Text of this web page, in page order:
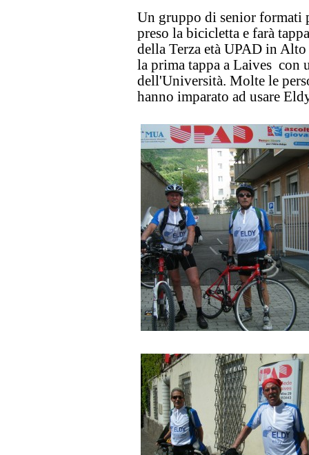
Un gruppo di senior formati
preso la bicicletta e farà
della Terza età UPAD in
la prima tappa a Laives con
dell'Università. Molte le
hanno imparato ad usare